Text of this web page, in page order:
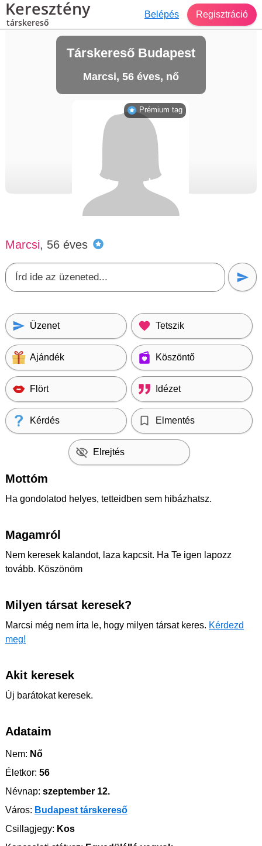
Keresztény
társkereső
Belépés Regisztráció
Társkereső Budapest
Marcsi, 56 éves, nő
Marcsi, 56 éves
Üzenet Tetszik
Ajándék Köszöntő
Flört Idézet
Kérdés Elmentés
Elrejtés
Mottóm
Ha gondolatod helyes, tetteidben sem hibázhatsz.
Magamról
Nem keresek kalandot, laza kapcsit. Ha Te igen lapozz
tovább. Köszönöm
Milyen társat keresek?
Marcsi még nem írta le, hogy milyen társat keres. Kérdezd
meg!
Akit keresek
Új barátokat keresek.
Adataim
Nem: Nő
Életkor: 56
Névnap: szeptember 12.
Város: Budapest társkereső
Csillagjegy: Kos
Prémium tag